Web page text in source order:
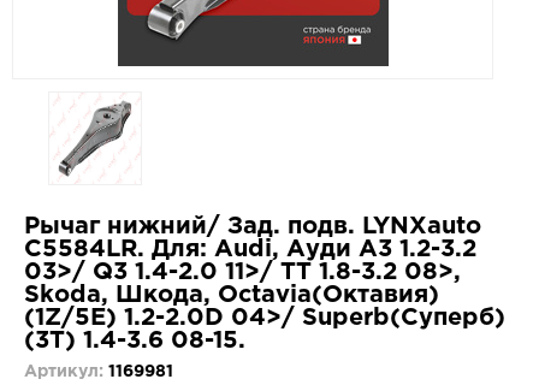
Рычаг нижний/ Зад. подв. LYNXauto
C5584LR. Для: Audi, Ауди A3 1.2-3.2
03>/ Q3 1.4-2.0 11>/ TT 1.8-3.2 08>,
Skoda, Шкода, Octavia(Октавия)
(1Z/5E) 1.2-2.0D 04>/ Superb(Суперб)
(3T) 1.4-3.6 08-15.
Артикул: 1169981